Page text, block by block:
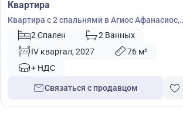
Квартира
Квартира с 2 спальнями в Агиос Афанасиос,
Лимасол, Кипр № 33036
2 Спален
2 Ванных
IV квартал, 2027
76 м²
+ НДС
Связаться с продавцом